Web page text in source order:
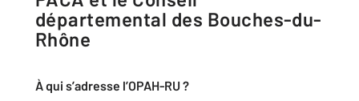
départemental des Bouches-du-
Rhône
À qui s’adresse l’OPAH-RU ?